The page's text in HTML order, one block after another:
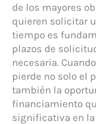
de los mayores
quieren solicitar
tiempo es
plazos de
necesaria.
pierde no solo el
también la
financiamiento
significativa en